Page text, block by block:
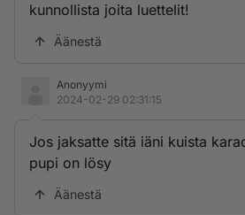
kunnollista joita luettelit!
Äänestä
Anonyymi
2024-02-29 02:31:15
Jos jaksatte sitä iäni kuista
pupi on lösy
Äänestä